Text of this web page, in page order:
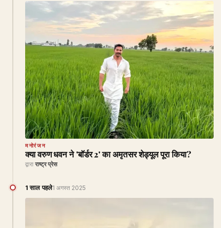
मनोरंजन
क्या वरुण धवन ने 'बॉर्डर 2' का अमृतसर शेड्यूल पूरा किया?
द्वारा राष्ट्र प्रेस
1 साल पहले1 अगस्त 2025